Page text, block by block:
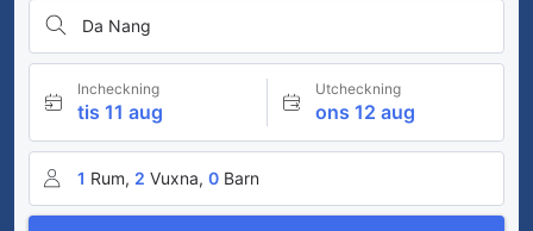
Da Nang
Incheckning
tis 11 aug
Utcheckning
ons 12 aug
1 Rum, 2 Vuxna, 0 Barn